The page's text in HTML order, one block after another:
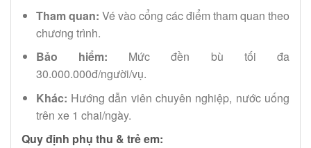
Tham quan: Vé vào cổng các điểm tham quan theo
chương trình.
Bảo hiểm: Mức đền bù tối đa
30.000.000đ/người/vụ.
Khác: Hướng dẫn viên chuyên nghiệp, nước uống
trên xe 1 chai/ngày.
Quy định phụ thu & trẻ em: